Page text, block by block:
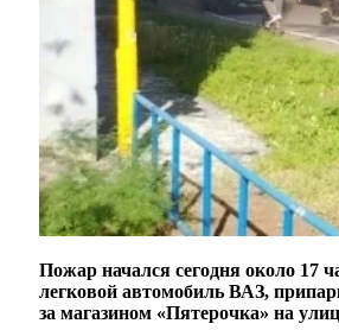
Пожар начался сегодня около 17
легковой автомобиль ВАЗ,
за магазином «Пятерочка» на